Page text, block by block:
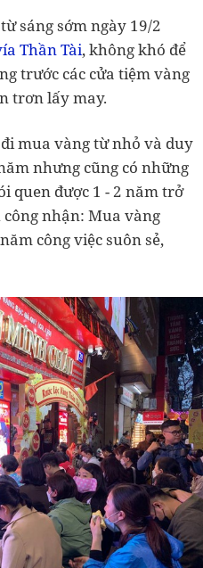
sáng sớm ngày 19/2
Thần Tài, không khó để
trước các cửa tiệm vàng
trơn lấy may.
mua vàng từ nhỏ và duy
nhưng cũng có những
quen được 1 - 2 năm trở
công nhận: Mua vàng
công việc suôn sẻ,